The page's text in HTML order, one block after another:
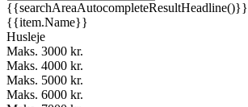
{{searchAreaAutocompleteResultHeadline()}}
{{item.Name}}
Husleje
Maks. 3000 kr.
Maks. 4000 kr.
Maks. 5000 kr.
Maks. 6000 kr.